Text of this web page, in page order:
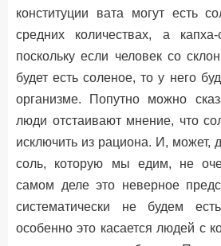
конституции вата могут есть
средних количествах, а капха-
поскольку если человек со
будет есть соленое, то у него
организме. Попутно можно
люди отстаивают мнение, что
исключить из рациона. И, может,
соль, которую мы едим, не
самом деле это неверное
систематически не будем
особенно это касается людей с